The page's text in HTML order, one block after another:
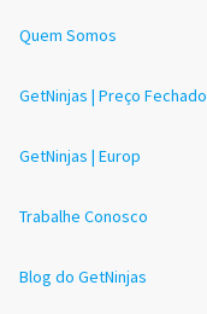
Quem Somos
GetNinjas | Preço Fechado
GetNinjas | Europ
Trabalhe Conosco
Blog do GetNinjas